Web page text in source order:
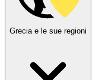
Grecia e le sue regioni